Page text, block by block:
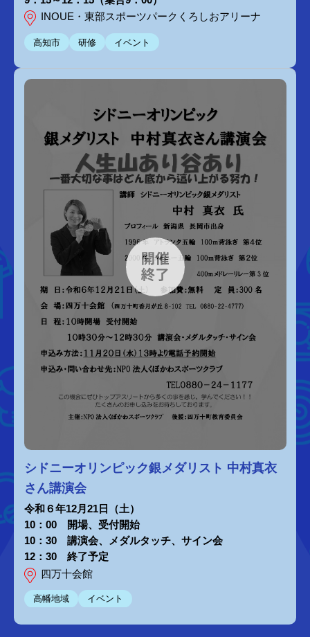
INOUE・東部スポーツパークくろしおアリーナ
高知市 研修 イベント
シドニーオリンピック銀メダリスト 中村真衣
さん講演会
令和６年12月21日（土）
10：00 開場、受付開始
10：30 講演会、メダルタッチ、サイン会
12：30 終了予定
四万十会館
高幡地域 イベント